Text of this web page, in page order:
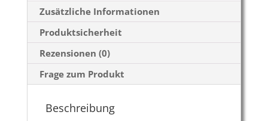
Zusätzliche Informationen
Produktsicherheit
Rezensionen (0)
Frage zum Produkt
Beschreibung